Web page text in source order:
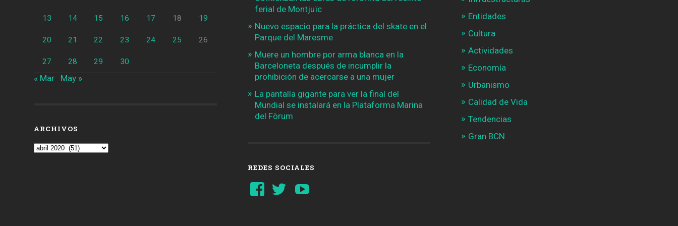
13 14 15 16 17 18 19
20 21 22 23 24 25 26
27 28 29 30
« Mar May »
ARCHIVOS
Archivos
ferial de Montjuïc
Nuevo espacio para la práctica del skate en el
Parque del Maresme
Muere un hombre por arma blanca en la
Barceloneta después de incumplir la
prohibición de acercarse a una mujer
La pantalla gigante para ver la final del
Mundial se instalará en la Plataforma Marina
del Fòrum
REDES SOCIALES
Ver
perfil
Ver
perfil
Entidades
Cultura
Actividades
Economía
Urbanismo
Calidad de Vida
Tendencias
Gran BCN